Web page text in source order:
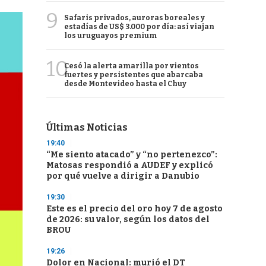
9
Safaris privados, auroras boreales y
estadías de US$ 3.000 por día: así viajan
los uruguayos premium
10Cesó la alerta amarilla por vientos
fuertes y persistentes que abarcaba
desde Montevideo hasta el Chuy
Últimas Noticias
19:40
“Me siento atacado” y “no pertenezco”:
Matosas respondió a AUDEF y explicó
por qué vuelve a dirigir a Danubio
19:30
Este es el precio del oro hoy 7 de agosto
de 2026: su valor, según los datos del
BROU
19:26
Dolor en Nacional: murió el DT